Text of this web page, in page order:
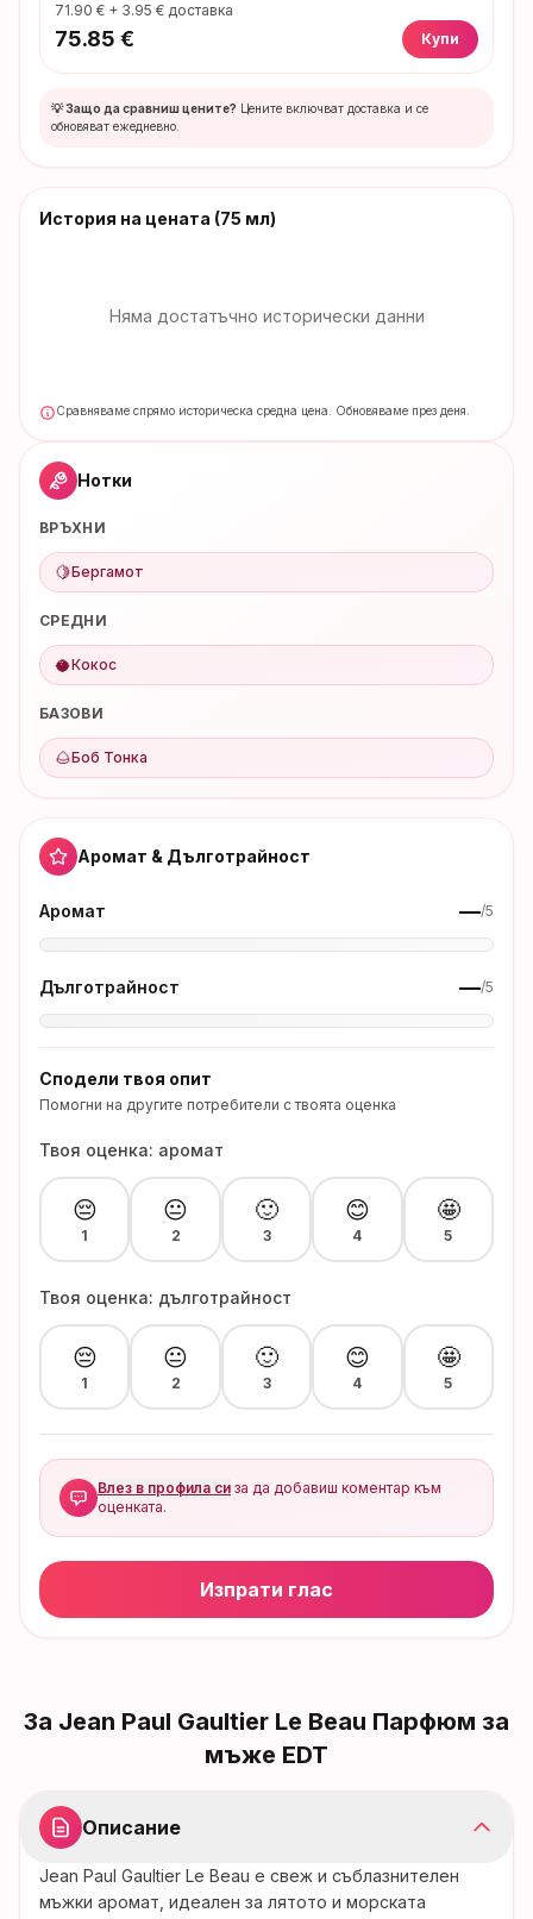
71.90 € + 3.95 € доставка
75.85 € Купи
💡 Защо да сравниш цените? Цените включват доставка и се
обновяват ежедневно.
История на цената (75 мл)
Няма достатъчно исторически данни
Сравняваме спрямо историческа средна цена. Обновяваме през деня.
Нотки
ВРЪХНИ
🍋Бергамот
СРЕДНИ
🥥Кокос
БАЗОВИ
🌰Боб Тонка
Аромат & Дълготрайност
Аромат —/5
Дълготрайност —/5
Сподели твоя опит
Помогни на другите потребители с твоята оценка
Твоя оценка: аромат
😔
1
😐
2
🙂
3
😊
4
🤩
5
Твоя оценка: дълготрайност
😔
1
😐
2
🙂
3
😊
4
🤩
5
Влез в профила си за да добавиш коментар към
оценката.
Изпрати глас
За Jean Paul Gaultier Le Beau Парфюм за
мъже EDT
Описание
Jean Paul Gaultier Le Beau е свеж и съблазнителен
мъжки аромат, идеален за лятото и морската